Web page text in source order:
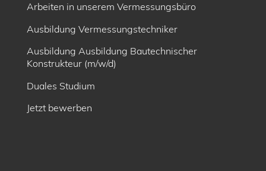
Arbeiten in unserem Vermessungsbüro
Ausbildung Vermessungstechniker
Ausbildung Ausbildung Bautechnischer
Konstrukteur (m/w/d)
Duales Studium
Jetzt bewerben